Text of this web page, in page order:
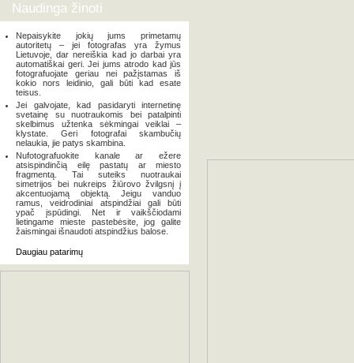
Naudinga žinoti
Nepaisykite jokių jums primetamų
autoritetų – jei fotografas yra žymus
Lietuvoje, dar nereiškia kad jo darbai yra
automatiškai geri. Jei jums atrodo kad jūs
fotografuojate geriau nei pažįstamas iš
kokio nors leidinio, gali būti kad esate
teisus.
Jei galvojate, kad pasidaryti internetinę
svetainę su nuotraukomis bei patalpinti
skelbimus užtenka sėkmingai veiklai –
klystate. Geri fotografai skambučių
nelaukia, jie patys skambina.
Nufotografuokite kanale ar ežere
atsispindinčią eilę pastatų ar miesto
fragmentą. Tai suteiks nuotraukai
simetrijos bei nukreips žiūrovo žvilgsnį į
akcentuojamą objektą. Jeigu vanduo
ramus, veidrodiniai atspindžiai gali būti
ypač įspūdingi. Net ir vaikščiodami
lietingame mieste pastebėsite, jog galite
žaismingai išnaudoti atspindžius balose.
Daugiau patarimų